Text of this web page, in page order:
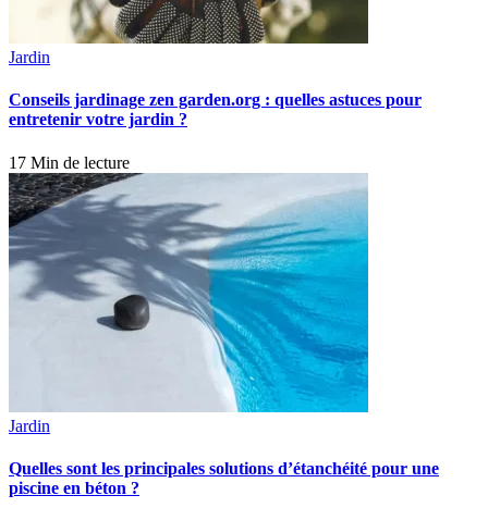
Jardin
Conseils jardinage zen garden.org : quelles astuces pour
entretenir votre jardin ?
17 Min de lecture
Jardin
Quelles sont les principales solutions d’étanchéité pour une
piscine en béton ?